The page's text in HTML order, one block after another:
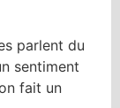
parlent du
sentiment
fait un